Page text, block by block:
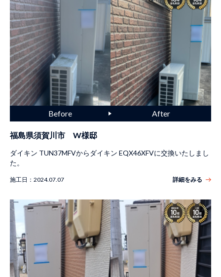
福島県須賀川市 W様邸
ダイキン TUN37MFVからダイキン EQX46XFVに交換いたしまし
た。
施工日： 2024.07.07 詳細をみる